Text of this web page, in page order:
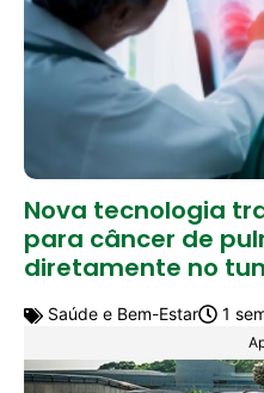
Nova tecnologia
para câncer de
diretamente no
Saúde e Bem-Estar 1